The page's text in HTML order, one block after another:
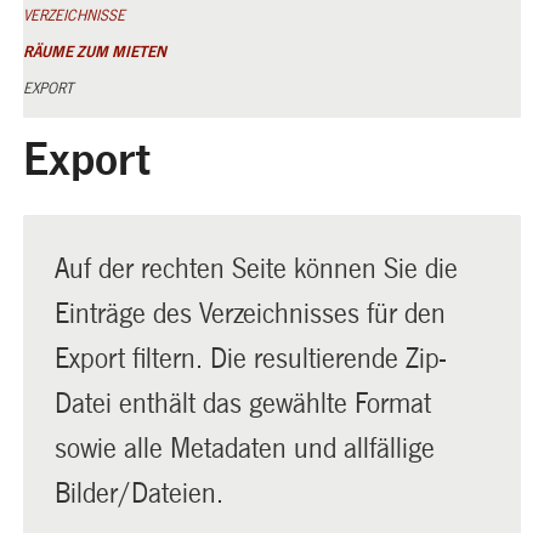
VERZEICHNISSE
RÄUME ZUM MIETEN
EXPORT
Export
Auf der rechten Seite können Sie die
Einträge des Verzeichnisses für den
Export filtern. Die resultierende Zip-
Datei enthält das gewählte Format
sowie alle Metadaten und allfällige
Bilder/Dateien.